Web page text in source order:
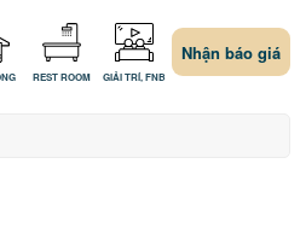
REST ROOM GIẢI TRÍ, FNB
Nhận báo giá